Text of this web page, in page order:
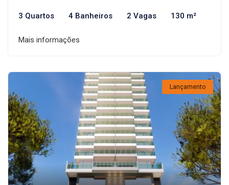
3 Quartos 4 Banheiros 2 Vagas 130 m²
Mais informações
Lançamento